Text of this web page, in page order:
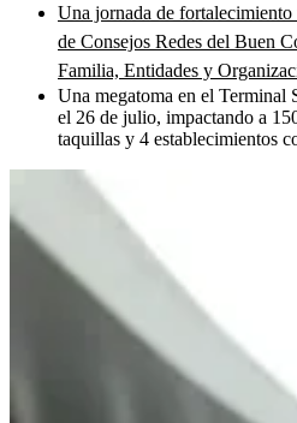
Una jornada de
de Consejos Redes del Buen
Familia, Entidades y
Una megatoma en el Terminal
el 26 de julio, impactando a
taquillas y 4 establecimientos